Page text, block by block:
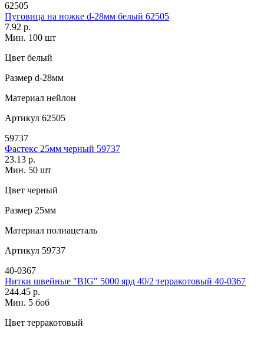
62505
Пуговица на ножке d-28мм белый 62505
7.92 р.
Мин. 100 шт
Цвет белый
Размер d-28мм
Материал нейлон
Артикул 62505
59737
Фастекс 25мм черный 59737
23.13 р.
Мин. 50 шт
Цвет черный
Размер 25мм
Материал полиацеталь
Артикул 59737
40-0367
Нитки швейные "BIG" 5000 ярд 40/2 терракотовый 40-0367
244.45 р.
Мин. 5 боб
Цвет терракотовый